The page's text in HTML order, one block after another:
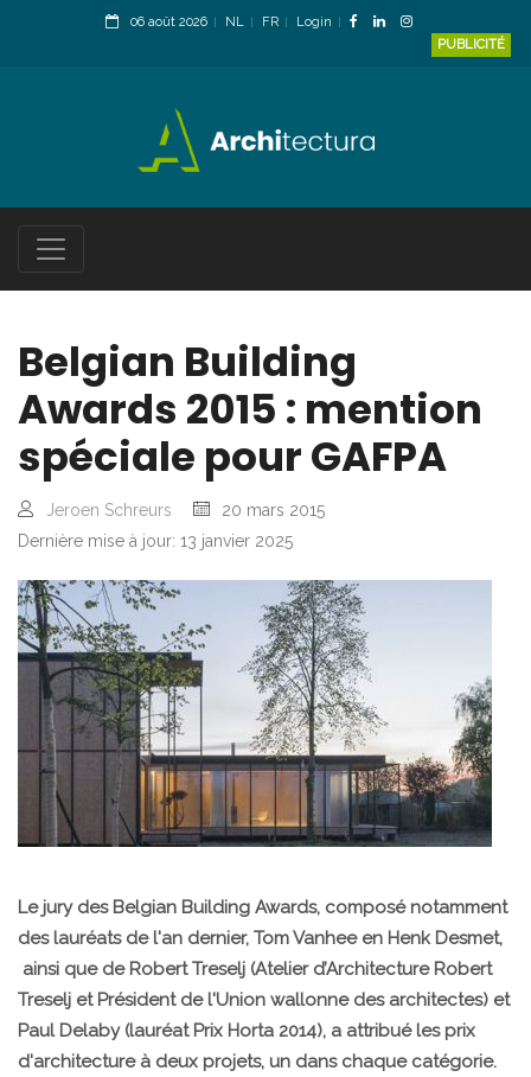
06 août 2026 NL FR
Login
PUBLICITÉ
Belgian Building
Awards 2015 : mention
spéciale pour GAFPA
Jeroen Schreurs
20 mars 2015
Dernière mise à jour: 13 janvier 2025
Le jury des Belgian Building Awards, composé notamment
des lauréats de l'an dernier, Tom Vanhee en Henk Desmet,
ainsi que de Robert Treselj (Atelier d’Architecture Robert
Treselj et Président de l'Union wallonne des architectes) et
Paul Delaby (lauréat Prix Horta 2014), a attribué les prix
d'architecture à deux projets, un dans chaque catégorie.